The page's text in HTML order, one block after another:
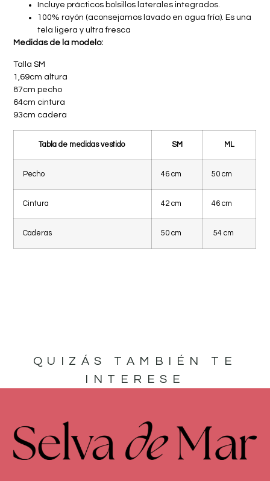
Incluye prácticos bolsillos laterales integrados.
100% rayón (aconsejamos lavado en agua fría). Es una
tela ligera y ultra fresca
Medidas de la modelo:
Talla SM
1,69cm altura
87cm pecho
64cm cintura
93cm cadera
Tabla de medidas vestido SM ML
Pecho 46 cm 50 cm
Cintura 42 cm 46 cm
Caderas 50 cm 54 cm
QUIZÁS TAMBIÉN TE
INTERESE